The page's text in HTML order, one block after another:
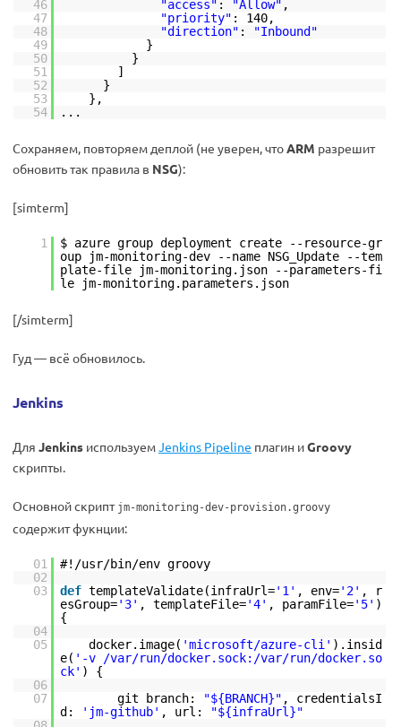
46 "access" : "Allow" ,
47
"priority" : 140,
48
"direction" :
"Inbound"
49
}
50
}
51
]
52
}
53
},
54
...
Сохраняем, повторяем деплой (не уверен, чтоARM разрешит
обновить так правила в NSG):
[simterm]
1
$ azure group deployment create --resource-gr
oup jm-monitoring-dev --name NSG_Update --tem
plate-file jm-monitoring.json --parameters-fi
le jm-monitoring.parameters.json
[/simterm]
Гуд — всё обновилось.
Jenkins
Для Jenkins используемJenkins Pipeline плагин иGroovy
скрипты.
Основной скрипт jm-monitoring-dev-provision.groovy
содержит фукнции:
01
#!/usr/bin/env groovy
02
03
def templateValidate(infraUrl='1' , env='2' , r
esGroup='3' , templateFile='4' , paramFile='5' )
{
04
05
docker.image( 'microsoft/azure-cli' ).insid
e( '-v /var/run/docker.sock:/var/run/docker.so
ck' ) {
06
07
git branch: "${BRANCH}" , credentialsI
d:
'jm-github' , url:
"${infraUrl}"